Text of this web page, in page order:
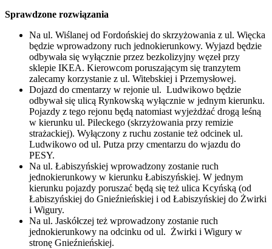
Sprawdzone rozwiązania
Na ul. Wiślanej od Fordońskiej do skrzyżowania z ul. Więcka
będzie wprowadzony ruch jednokierunkowy. Wyjazd będzie
odbywała się wyłącznie przez bezkolizyjny węzeł przy
sklepie IKEA. Kierowcom poruszającym się tranzytem
zalecamy korzystanie z ul. Witebskiej i Przemysłowej.
Dojazd do cmentarzy w rejonie ul. Ludwikowo będzie
odbywał się ulicą Rynkowską wyłącznie w jednym kierunku.
Pojazdy z tego rejonu będą natomiast wyjeżdżać drogą leśną
w kierunku ul. Pileckego (skrzyżowania przy remizie
strażackiej). Wyłączony z ruchu zostanie też odcinek ul.
Ludwikowo od ul. Putza przy cmentarzu do wjazdu do
PESY.
Na ul. Łabiszyńskiej wprowadzony zostanie ruch
jednokierunkowy w kierunku Łabiszyńskiej. W jednym
kierunku pojazdy poruszać będą się też ulica Kcyńską (od
Łabiszyńskiej do Gnieźnieńskiej i od Łabiszyńskiej do Żwirki
i Wigury.
Na ul. Jaskółczej też wprowadzony zostanie ruch
jednokierunkowy na odcinku od ul. Żwirki i Wigury w
stronę Gnieźnieńskiej.